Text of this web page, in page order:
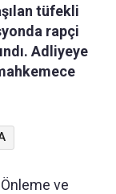
tüfekli
rapçi
Adliyeye
ve